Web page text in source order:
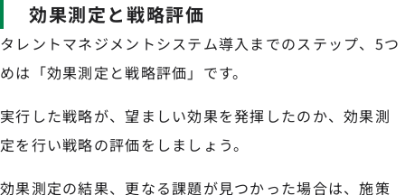
効果測定と戦略評価
タレントマネジメントシステム導入までのステップ、5つ
めは「効果測定と戦略評価」です。
実行した戦略が、望ましい効果を発揮したのか、効果測
定を行い戦略の評価をしましょう。
効果測定の結果、更なる課題が見つかった場合は、施策